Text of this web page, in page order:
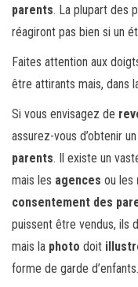
parents. La plupart des
réagiront pas bien si un
Faites attention aux
être attirants mais, dans
Si vous envisagez de
assurez-vous d’obtenir un
parents. Il existe un
mais les agences ou les
consentement des
puissent être vendus, ils
mais la photo doit
forme de garde d’enfants.